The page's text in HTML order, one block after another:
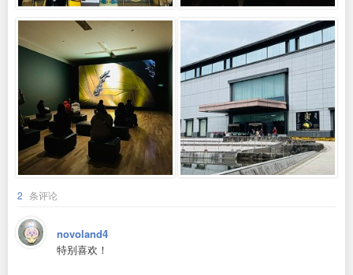
2 条评论
novoland4
特别喜欢！